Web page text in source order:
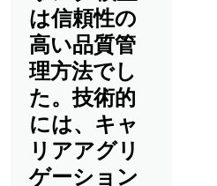
は信頼性の
高い品質管
理方法でし
た。技術的
には、キャ
リアアグリ
ゲーション